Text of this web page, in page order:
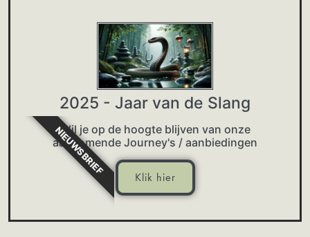
2025 - Jaar van de Slang
Wil je op de hoogte blijven van onze
aankomende Journey's / aanbiedingen
Klik hier
NIEUWSBRIEF